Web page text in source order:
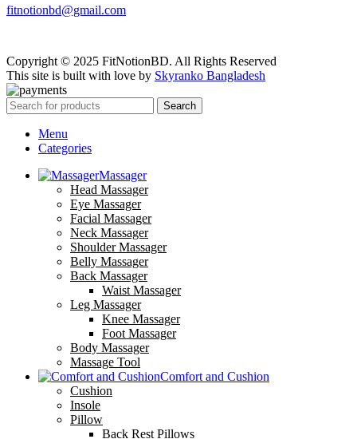
fitnotionbd@gmail.com
Copyright © 2025 FitNotionBD. All Rights Reserved
This site is built with love by Skyranko Bangladesh
Search
Menu
Categories
Massager
Head Massager
Eye Massager
Facial Massager
Neck Massager
Shoulder Massager
Belly Massager
Back Massager
Waist Massager
Leg Massager
Knee Massager
Foot Massager
Body Massager
Massage Tool
Comfort and Cushion
Cushion
Insole
Pillow
Back Rest Pillows